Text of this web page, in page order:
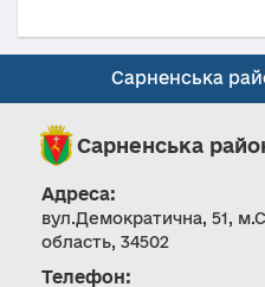
Сарненська
Сарненська
Адреса:
вул.Демократична, 51,
область, 34502
Телефон: